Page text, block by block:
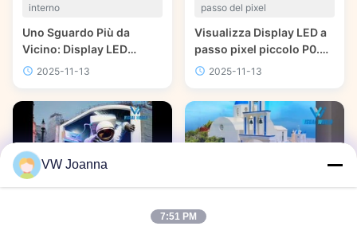
interno
Uno Sguardo Più da
Vicino: Display LED
Trasparente Indoor P15.6
Noleggio Doppio Uso Per
Museo
2025-11-13
passo del pixel
Visualizza Display LED a
passo pixel piccolo P0.9
COB in alluminio
dimostrazioni
2025-11-13
Esposizione di LED fine del
passo del pixel
VW Joanna
7:51 PM